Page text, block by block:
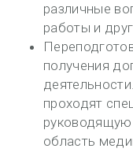
различные
работы и
получения
проходят
область